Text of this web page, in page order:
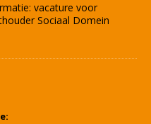
vacature voor
Sociaal Domein